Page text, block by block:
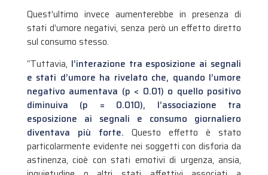
Quest’ultimo invece aumenterebbe in presenza di
stati d’umore negativi, senza però un effetto diretto
sul consumo stesso.
“Tuttavia, l’interazione tra esposizione ai segnali
e stati d’umore ha rivelato che, quando l’umore
negativo aumentava (p < 0.01) o quello positivo
diminuiva (p = 0.010), l’associazione tra
esposizione ai segnali e consumo giornaliero
diventava più forte. Questo effetto è stato
particolarmente evidente nei soggetti con disforia da
astinenza, cioè con stati emotivi di urgenza, ansia,